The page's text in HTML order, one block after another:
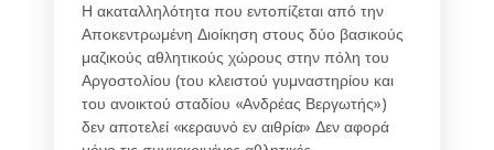
Η ακαταλληλότητα που εντοπίζεται από την
Αποκεντρωμένη Διοίκηση στους δύο βασικούς
μαζικούς αθλητικούς χώρους στην πόλη του
Αργοστολίου (του κλειστού γυμναστηρίου και
του ανοικτού σταδίου «Ανδρέας Βεργωτής»)
δεν αποτελεί «κεραυνό εν αιθρία» Δεν αφορά